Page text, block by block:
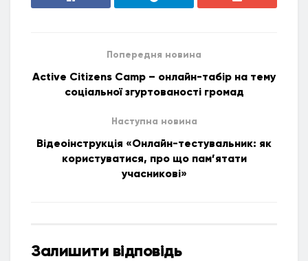
Попередня новина
Active Citizens Camp – онлайн-табір на тему
соціальної згуртованості громад
Наступна новина
Відеоінструкція «Онлайн-тестувальник: як
користуватися, про що пам’ятати
учасникові»
Залишити відповідь